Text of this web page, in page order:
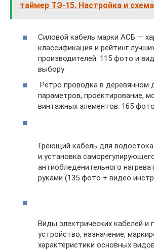
таймер ТЭ-15. Настройка и
Силовой кабель марки АСБ —
классификация и рейтинг
производителей. 115 фото и
выбору
Ретро проводка в деревянном
параметров, проектирование,
винтажных элементов. 165
Греющий кабель для
и установка
антиобледенительного
руками (135 фото + видео
Виды электрических кабелей и
устройство, назначение,
характеристики основных